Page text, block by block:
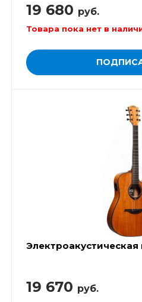
19 680 руб.
Товара пока нет в
Электроакустическая
19 670 руб.